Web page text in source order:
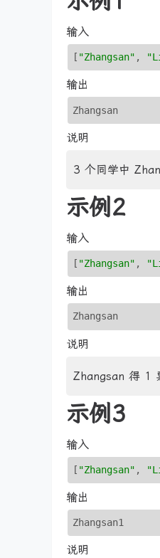
输入
[ "Zhangsan" ,
输出
Zhangsan
说明
3 个同学中
示例2
输入
[ "Zhangsan" ,
输出
Zhangsan
说明
Zhangsan 得 1
示例3
输入
[ "Zhangsan" ,
输出
Zhangsan1
说明